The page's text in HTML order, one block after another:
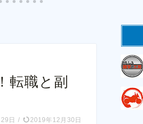
転職と副
日 / 2019年12月30日